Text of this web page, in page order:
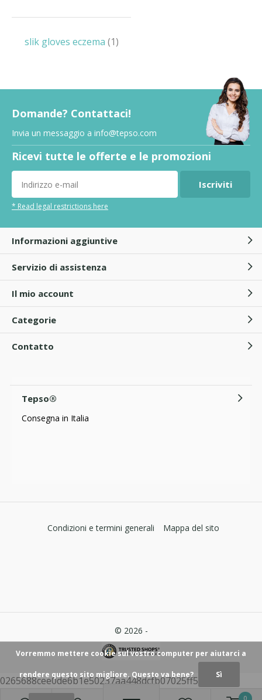
0
slik gloves eczema (1)
Domande? Contattaci!
Invia un messaggio a info@tepso.com
Ricevi tutte le offerte e le promozioni
Iscriviti
* Read legal restrictions here
Informazioni aggiuntive
Servizio di assistenza
Il mio account
Categorie
Contatto
Tepso®
Consegna in Italia
© 2026 -
Condizioni e termini generali Mappa del sito
0265688cee0de6b1e50237aa448dcfb07025ff59
Vorremmo mettere cookie sul vostro computer per aiutarci a
rendere questo sito migliore. Questo va bene? Sì